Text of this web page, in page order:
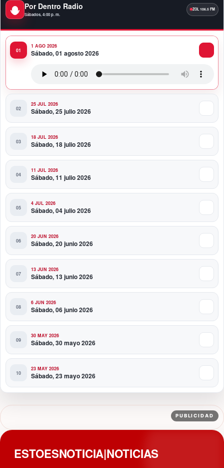
Presidente Abinader participa en la transmisión de
mando presidencial de Abelardo de la Espriella en
10:34 PM
Presidente Abinader participa en la transmisión de
Colombia
Por Dentro Radio
Sábados, 4:00 p. m.
1 AGO 2026
Sábado, 01 agosto 2026
25 JUL 2026
Sábado, 25 julio 2026
18 JUL 2026
Sábado, 18 julio 2026
11 JUL 2026
Sábado, 11 julio 2026
4 JUL 2026
Sábado, 04 julio 2026
20 JUN 2026
Sábado, 20 junio 2026
13 JUN 2026
Sábado, 13 junio 2026
6 JUN 2026
Sábado, 06 junio 2026
30 MAY 2026
Sábado, 30 mayo 2026
23 MAY 2026
Sábado, 23 mayo 2026
PUBLICIDAD
ESTOESNOTICIA|NOTICIAS